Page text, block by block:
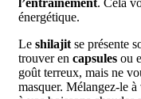
l’entraînement. Cela
énergétique.
Le shilajit se présente
trouver en capsules ou
goût terreux, mais ne
masquer. Mélangez-le à